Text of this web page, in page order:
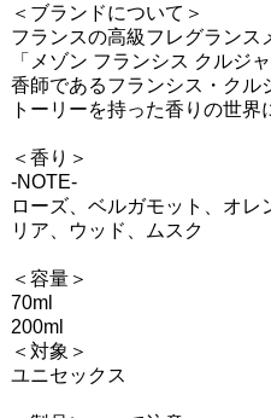
＜ブランドについて＞
フランスの高級フレグランス
「メゾン フランシス クルジ
香師であるフランシス・クル
トーリーを持った香りの世界
＜香り＞
-NOTE-
ローズ、ベルガモット、オレ
リア、ウッド、ムスク
＜容量＞
70ml
200ml
＜対象＞
ユニセックス